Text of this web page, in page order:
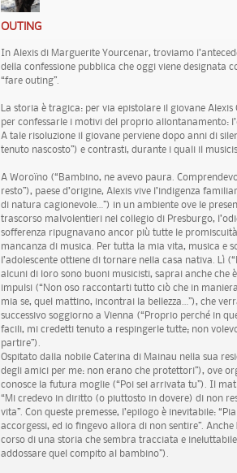
OUTING
In Alexis di Marguerite Yourcenar, troviamo
della confessione pubblica che oggi viene designata
“fare outing”.
La storia è tragica: per via epistolare il giovane
per confessarle i motivi del proprio allontanamento:
A tale risoluzione il giovane perviene dopo anni di
tenuto nascosto”) e contrasti, durante i quali il
A Woroïno (“Bambino, ne avevo paura.
resto”), paese d’origine, Alexis vive l’indigenza
di natura cagionevole…”) in un ambiente ove le
trascorso malvolentieri nel collegio di Presburgo,
sofferenza ripugnavano ancor più tutte le
mancanza di musica. Per tutta la mia vita, musica e
l’adolescente ottiene di tornare nella casa nativa. Lì
alcuni di loro sono buoni musicisti, saprai anche che
impulsi (“Non oso raccontarti tutto ciò che in
mia se, quel mattino, incontrai la bellezza…”), che
successivo soggiorno a Vienna (“Proprio perché in
facili, mi credetti tenuto a respingerle tutte; non
partire”).
Ospitato dalla nobile Caterina di Mainau nella sua
degli amici per me: non erano che protettori”), ove
conosce la futura moglie (“Poi sei arrivata tu”). Il
“Mi credevo in diritto (o piuttosto in dovere) di non
vita”. Con queste premesse, l’epilogo è inevitabile:
accorgessi, ed io fingevo allora di non sentire”.
corso di una storia che sembra tracciata e
addossare quel compito al bambino”).